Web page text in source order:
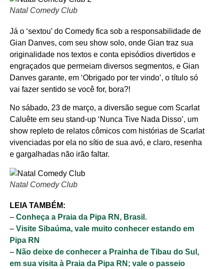
Natal Comedy Club
Já o ‘sextou’ do Comedy fica sob a responsabilidade de
Gian Danves, com seu show solo, onde Gian traz sua
originalidade nos textos e conta episódios divertidos e
engraçados que permeiam diversos segmentos, e Gian
Danves garante, em ‘Obrigado por ter vindo’, o título só
vai fazer sentido se você for, bora?!
No sábado, 23 de março, a diversão segue com Scarlat
Caluête em seu stand-up ‘Nunca Tive Nada Disso’, um
show repleto de relatos cômicos com histórias de Scarlat
vivenciadas por ela no sítio de sua avó, e claro, resenha
e gargalhadas não irão faltar.
Natal Comedy Club
LEIA TAMBÉM:
– Conheça a Praia da Pipa RN, Brasil.
– Visite Sibaúma, vale muito conhecer estando em
Pipa RN
– Não deixe de conhecer a Prainha de Tibau do Sul,
em sua visita à Praia da Pipa RN; vale o passeio